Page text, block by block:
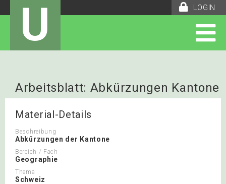
LOGIN
U
Arbeitsblatt: Abkürzungen Kantone
der Schweiz
Material-Details
Beschreibung
Abkürzungen der Kantone
Bereich / Fach
Geographie
Thema
Schweiz